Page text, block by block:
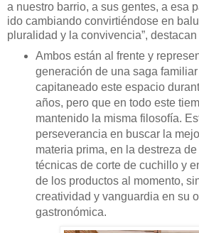
a nuestro barrio, a sus gentes, a esa
ido cambiando convirtiéndose en
pluralidad y la convivencia”,
Ambos están al frente y
generación de una saga
capitaneado este espacio
años, pero que en todo este
mantenido la misma filosofía.
perseverancia en buscar la
materia prima, en la destreza
técnicas de corte de cuchillo y
de los productos al momento,
creatividad y vanguardia en su
gastronómica.